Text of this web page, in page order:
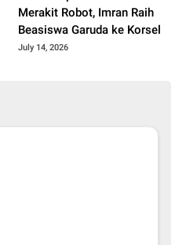
Merakit Robot, Imran Raih
Beasiswa Garuda ke Korsel
July 14, 2026